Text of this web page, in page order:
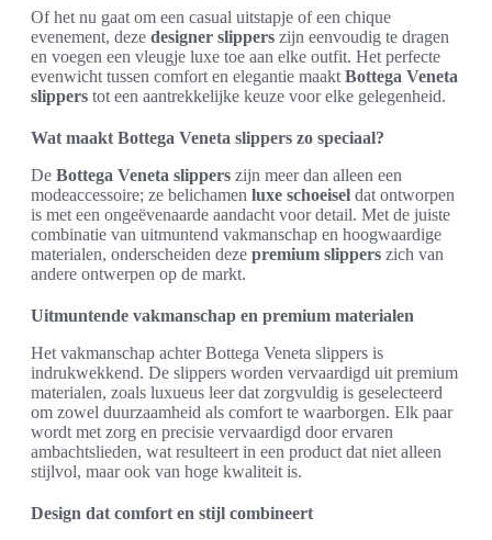
Of het nu gaat om een casual uitstapje of een chique
evenement, deze designer slippers zijn eenvoudig te dragen
en voegen een vleugje luxe toe aan elke outfit. Het perfecte
evenwicht tussen comfort en elegantie maakt Bottega Veneta
slippers tot een aantrekkelijke keuze voor elke gelegenheid.
Wat maakt Bottega Veneta slippers zo speciaal?
De Bottega Veneta slippers zijn meer dan alleen een
modeaccessoire; ze belichamen luxe schoeisel dat ontworpen
is met een ongeëvenaarde aandacht voor detail. Met de juiste
combinatie van uitmuntend vakmanschap en hoogwaardige
materialen, onderscheiden deze premium slippers zich van
andere ontwerpen op de markt.
Uitmuntende vakmanschap en premium materialen
Het vakmanschap achter Bottega Veneta slippers is
indrukwekkend. De slippers worden vervaardigd uit premium
materialen, zoals luxueus leer dat zorgvuldig is geselecteerd
om zowel duurzaamheid als comfort te waarborgen. Elk paar
wordt met zorg en precisie vervaardigd door ervaren
ambachtslieden, wat resulteert in een product dat niet alleen
stijlvol, maar ook van hoge kwaliteit is.
Design dat comfort en stijl combineert